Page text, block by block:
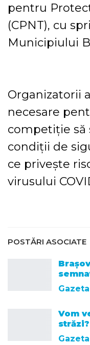
pentru
(CPNT), cu
Municipiului
Organizatorii
necesare
competiție să
condiții de
ce privește
virusului
POSTĂRI ASOCIATE
Vom
străzi?